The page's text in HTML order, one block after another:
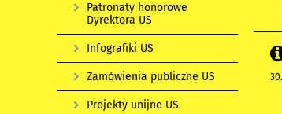
Patronaty honorowe
Dyrektora US
Infografiki US
Zamówienia publiczne US
Projekty unijne US